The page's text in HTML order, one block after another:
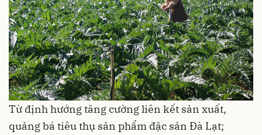
Từ định hướng tăng cường liên kết sản xuất,
quảng bá tiêu thụ sản phẩm đặc sản Đà Lạt;